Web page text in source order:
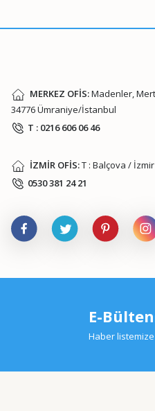
MERKEZ OFİS:Madenler,
34776 Ümraniye/İstanbul
T : 0216 606 06 46
İZMİR OFİS:T : Balçova / İzmir
0530 381 24 21
E-
Haber